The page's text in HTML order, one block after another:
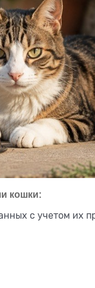
кошки:
с учетом их